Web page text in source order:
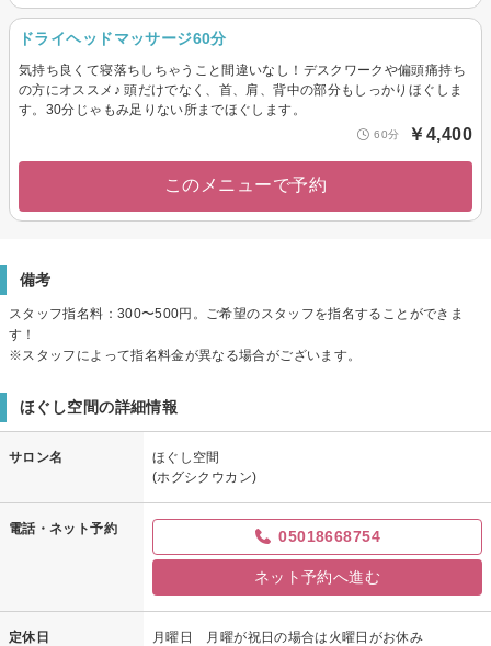
ドライヘッドマッサージ60分
気持ち良くて寝落ちしちゃうこと間違いなし！デスクワークや偏頭痛持ち
の方にオススメ♪ 頭だけでなく、首、肩、背中の部分もしっかりほぐしま
す。30分じゃもみ足りない所までほぐします。
60分 ￥4,400
このメニューで予約
備考
スタッフ指名料：300〜500円。ご希望のスタッフを指名することができま
す！
※スタッフによって指名料金が異なる場合がございます。
ほぐし空間の詳細情報
サロン名
ほぐし空間
(ホグシクウカン)
電話・ネット予約 05018668754
ネット予約へ進む
定休日 月曜日 月曜が祝日の場合は火曜日がお休み